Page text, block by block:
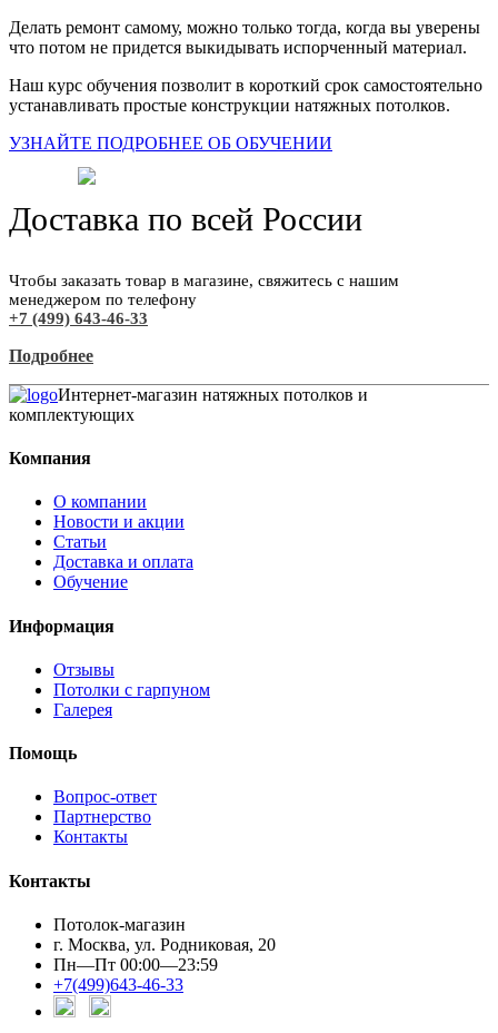
Делать ремонт самому, можно только тогда, когда вы уверены
что потом не придется выкидывать испорченный материал.
Наш курс обучения позволит в короткий срок самостоятельно
устанавливать простые конструкции натяжных потолков.
УЗНАЙТЕ ПОДРОБНЕЕ ОБ ОБУЧЕНИИ
Доставка по всей России
Чтобы заказать товар в магазине, свяжитесь с нашим
менеджером по телефону
+7 (499) 643-46-33
Подробнее
Интернет-магазин натяжных потолков и
комплектующих
Компания
О компании
Новости и акции
Статьи
Доставка и оплата
Обучение
Информация
Отзывы
Потолки с гарпуном
Галерея
Помощь
Вопрос-ответ
Партнерство
Контакты
Контакты
Потолок-магазин
г. Москва, ул. Родниковая, 20
Пн—Пт 00:00—23:59
+7(499)643-46-33